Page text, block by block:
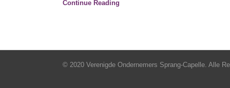
Continue Reading
© 2020 Verenigde Ondernemers Sprang-Capelle. Alle